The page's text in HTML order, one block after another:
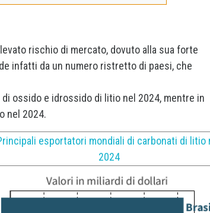
rischio di mercato, dovuto alla sua forte
infatti da un numero ristretto di paesi, che
ossido e idrossido di litio nel 2024, mentre in
nel 2024.
esportatori mondiali di carbonati di litio
2024